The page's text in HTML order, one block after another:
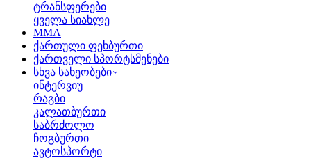
ტრანსფერები
ყველა სიახლე
MMA
ქართული ფეხბურთი
ქართველი სპორტსმენები
სხვა სახეობები
ინტერვიუ
რაგბი
კალათბურთი
საბრძოლო
ჩოგბურთი
ავტოსპორტი